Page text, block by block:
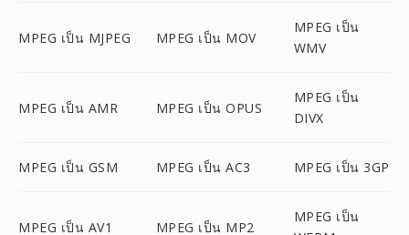
MPEG เป็น MJPEG MPEG เป็น MOV
MPEG เป็น
WMV
MPEG เป็น AMR MPEG เป็น OPUS
MPEG เป็น
DIVX
MPEG เป็น GSM MPEG เป็น AC3 MPEG เป็น 3GP
MPEG เป็น AV1 MPEG เป็น MP2
MPEG เป็น